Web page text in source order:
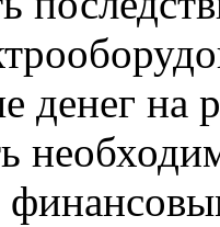
денег на